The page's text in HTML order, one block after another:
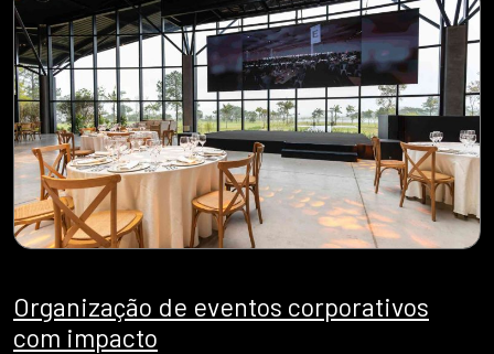
Organização de eventos corporativos
com impacto